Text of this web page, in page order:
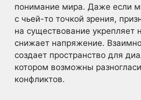
понимание мира. Даже если
с чьей-то точкой зрения,
на существование укрепляет
снижает напряжение.
создает пространство для
котором возможны
конфликтов.